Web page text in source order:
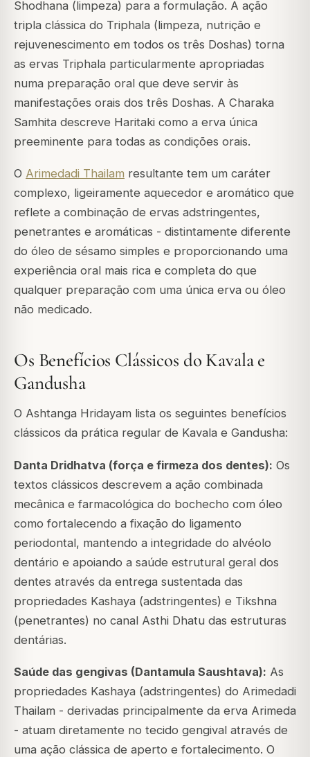
Shodhana (limpeza) para a formulação. A ação
tripla clássica do Triphala (limpeza, nutrição e
rejuvenescimento em todos os três Doshas) torna
as ervas Triphala particularmente apropriadas
numa preparação oral que deve servir às
manifestações orais dos três Doshas. A Charaka
Samhita descreve Haritaki como a erva única
preeminente para todas as condições orais.
O Arimedadi Thailam resultante tem um caráter
complexo, ligeiramente aquecedor e aromático que
reflete a combinação de ervas adstringentes,
penetrantes e aromáticas - distintamente diferente
do óleo de sésamo simples e proporcionando uma
experiência oral mais rica e completa do que
qualquer preparação com uma única erva ou óleo
não medicado.
Os Benefícios Clássicos do Kavala e
Gandusha
O Ashtanga Hridayam lista os seguintes benefícios
clássicos da prática regular de Kavala e Gandusha:
Danta Dridhatva (força e firmeza dos dentes): Os
textos clássicos descrevem a ação combinada
mecânica e farmacológica do bochecho com óleo
como fortalecendo a fixação do ligamento
periodontal, mantendo a integridade do alvéolo
dentário e apoiando a saúde estrutural geral dos
dentes através da entrega sustentada das
propriedades Kashaya (adstringentes) e Tikshna
(penetrantes) no canal Asthi Dhatu das estruturas
dentárias.
Saúde das gengivas (Dantamula Saushtava): As
propriedades Kashaya (adstringentes) do Arimedadi
Thailam - derivadas principalmente da erva Arimeda
- atuam diretamente no tecido gengival através de
uma ação clássica de aperto e fortalecimento. O